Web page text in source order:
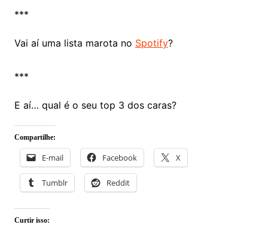
***
Vai aí uma lista marota no Spotify?
***
E aí… qual é o seu top 3 dos caras?
Compartilhe:
E-mail Facebook X
Tumblr Reddit
Curtir isso: